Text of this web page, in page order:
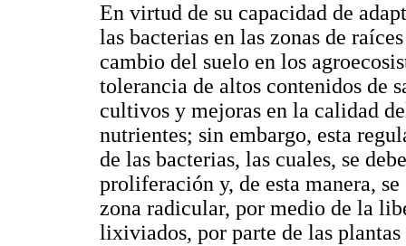
En virtud de su capacidad de
las bacterias en las zonas de
cambio del suelo en los
tolerancia de altos contenidos de
cultivos y mejoras en la calidad
nutrientes; sin embargo, esta
de las bacterias, las cuales, se
proliferación y, de esta manera,
zona radicular, por medio de la
lixiviados, por parte de las